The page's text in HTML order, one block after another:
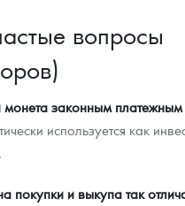
вопросы
монета законным платежным
используется как
покупки и выкупа так